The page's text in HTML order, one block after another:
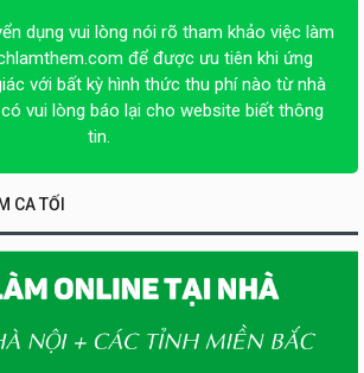
dụng vui lòng nói rõ tham khảo việc làm
để được ưu tiên khi ứng
với bất kỳ hình thức thu phí nào từ nhà
vui lòng báo lại cho website biết thông
tin.
CA TỐI